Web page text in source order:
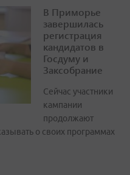
В Приморье
завершилась
регистрация
кандидатов в
Госдуму и
Заксобрание
Сейчас участники
кампании
продолжают
о своих программах